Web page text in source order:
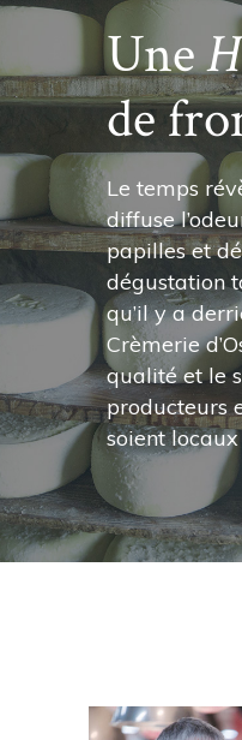
Une
de
Le temps
diffuse
papilles et
dégustation
qu’il y a
Crèmerie
qualité et le
producteurs
soient